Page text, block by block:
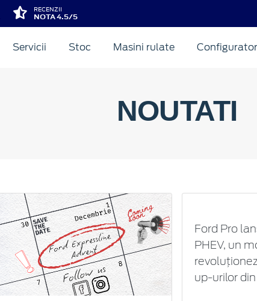
RECENZII
NOTA 4.5/5
Servicii Stoc Masini rulate Configurator
NOUTATI
Ford Pro
PHEV, un
up-urilor